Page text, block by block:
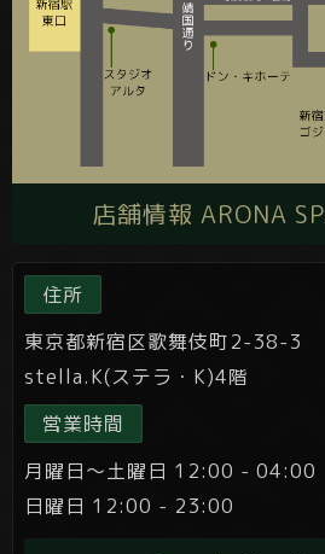
店舗情報 ARONA
住所
東京都新宿区歌舞伎町2-38-3
stella.K(ステラ・K)4階
営業時間
月曜日～土曜日 12:00 - 04:00
日曜日 12:00 - 23:00